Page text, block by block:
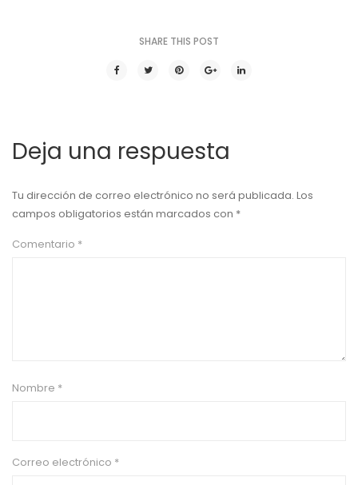
SHARE THIS POST
Deja una respuesta
Tu dirección de correo electrónico no será publicada. Los
campos obligatorios están marcados con *
Comentario *
Nombre *
Correo electrónico *